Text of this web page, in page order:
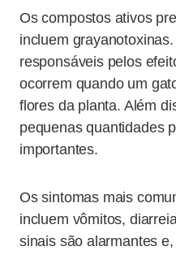
Os compostos ativos
incluem
responsáveis pelos
ocorrem quando um
flores da planta. Além
pequenas quantidades
importantes.
Os sintomas mais
incluem vômitos,
sinais são alarmantes